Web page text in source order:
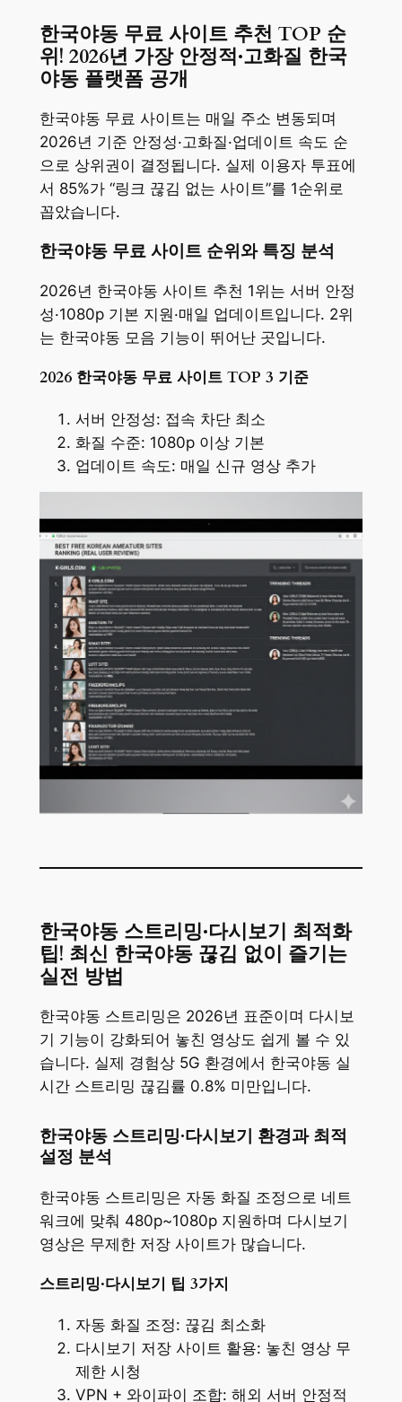
한국야동 무료 사이트 추천 TOP 순
위! 2026년 가장 안정적·고화질 한국
야동 플랫폼 공개
한국야동 무료 사이트는 매일 주소 변동되며
2026년 기준 안정성·고화질·업데이트 속도 순
으로 상위권이 결정됩니다. 실제 이용자 투표에
서 85%가 “링크 끊김 없는 사이트”를 1순위로
꼽았습니다.
한국야동 무료 사이트 순위와 특징 분석
2026년 한국야동 사이트 추천 1위는 서버 안정
성·1080p 기본 지원·매일 업데이트입니다. 2위
는 한국야동 모음 기능이 뛰어난 곳입니다.
2026 한국야동 무료 사이트 TOP 3 기준
서버 안정성: 접속 차단 최소
화질 수준: 1080p 이상 기본
업데이트 속도: 매일 신규 영상 추가
한국야동 스트리밍·다시보기 최적화
팁! 최신 한국야동 끊김 없이 즐기는
실전 방법
한국야동 스트리밍은 2026년 표준이며 다시보
기 기능이 강화되어 놓친 영상도 쉽게 볼 수 있
습니다. 실제 경험상 5G 환경에서 한국야동 실
시간 스트리밍 끊김률 0.8% 미만입니다.
한국야동 스트리밍·다시보기 환경과 최적
설정 분석
한국야동 스트리밍은 자동 화질 조정으로 네트
워크에 맞춰 480p~1080p 지원하며 다시보기
영상은 무제한 저장 사이트가 많습니다.
스트리밍·다시보기 팁 3가지
자동 화질 조정: 끊김 최소화
다시보기 저장 사이트 활용: 놓친 영상 무
제한 시청
VPN + 와이파이 조합: 해외 서버 안정적